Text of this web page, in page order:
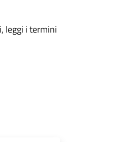
leggi i termini